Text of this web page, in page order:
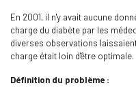
En 2001, il n'y avait aucune
charge du diabète par les
diverses observations
charge était loin d'être optimale.
Définition du problème :